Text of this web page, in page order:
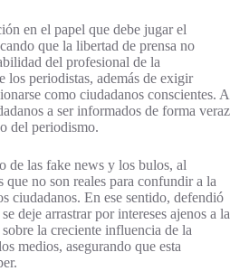
en el papel que debe jugar el
que la libertad de prensa no
del profesional de la
los periodistas, además de exigir
como ciudadanos conscientes. A
a ser informados de forma veraz
del periodismo.
de las fake news y los bulos, al
que no son reales para confundir a la
ciudadanos. En ese sentido, defendió
deje arrastrar por intereses ajenos a la
la creciente influencia de la
medios, asegurando que esta